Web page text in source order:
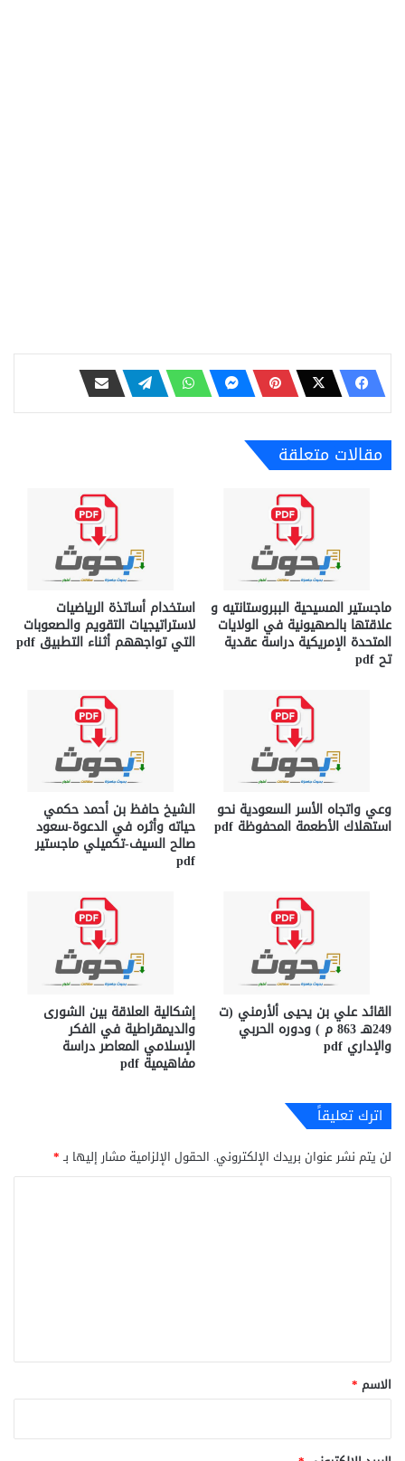
مقالات متعلقة
ماجستير المسيحية الببروستانتيه و
علاقتها بالصهيونية في الولايات
المتحدة الإمريكية دراسة عقدية
تح pdf
استخدام أساتذة الرياضيات
لاستراتيجيات التقويم والصعوبات
التي تواجههم أثناء التطبيق pdf
وعي واتجاه الأسر السعودیة نحو
استھلاك الأطعمة المحفوظة pdf
الشيخ حافظ بن أحمد حكمي
حياته وأثره في الدعوة-سعود
صالح السيف-تكميلي ماجستير
pdf
القائد علي بن يحيى ألأرمني (ت
249هـ 863 م ) ودوره الحربي
والإداري pdf
إشكالية العلاقة بين الشورى
والديمقراطية في الفكر
الإسلامي المعاصر دراسة
مفاهيمية pdf
اترك تعليقاً
لن يتم نشر عنوان بريدك الإلكتروني. الحقول الإلزامية مشار إليها بـ*
*
الاسم *